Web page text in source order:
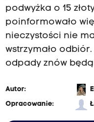
podwyżka o 15
poinformowało
nieczystości nie
wstrzymało
odpady znów
Autor:
Opracowanie: